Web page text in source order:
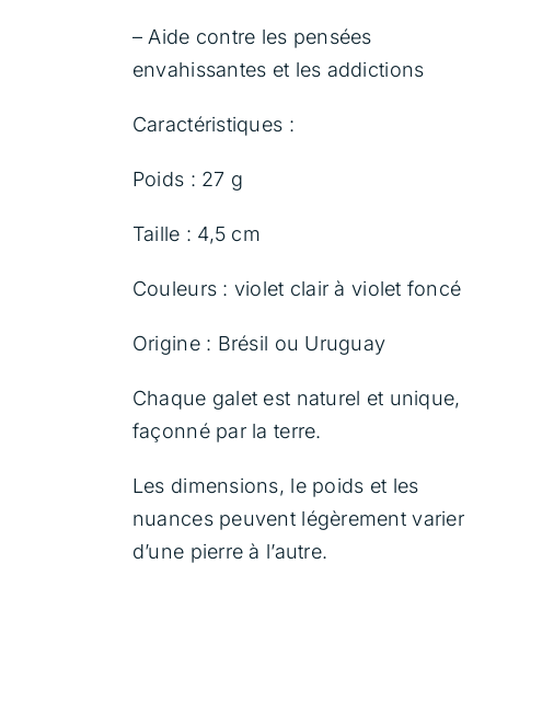
– Aide contre les pensées
envahissantes et les addictions
Caractéristiques :
Poids : 27 g
Taille : 4,5 cm
Couleurs : violet clair à violet foncé
Origine : Brésil ou Uruguay
Chaque galet est naturel et unique,
façonné par la terre.
Les dimensions, le poids et les
nuances peuvent légèrement varier
d’une pierre à l’autre.